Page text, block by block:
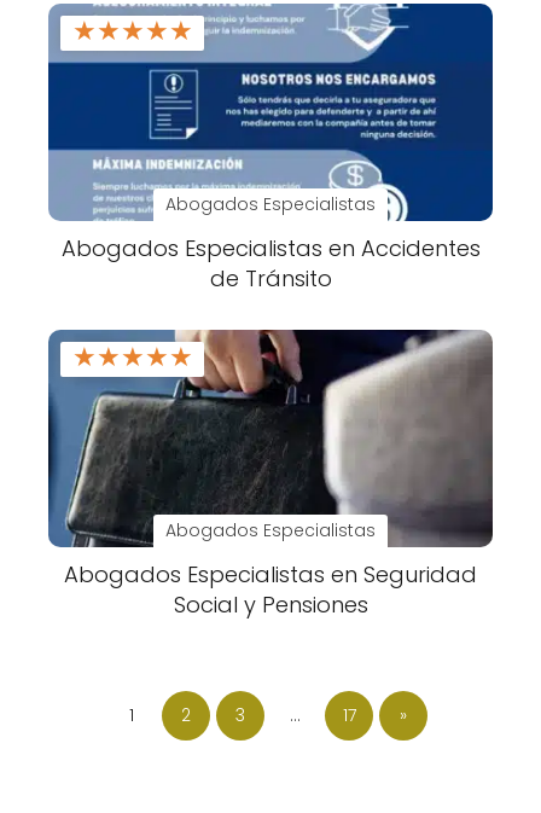
★★★★★
Abogados Especialistas
Abogados Especialistas en Accidentes
de Tránsito
★★★★★
Abogados Especialistas
Abogados Especialistas en Seguridad
Social y Pensiones
1 2 3 … 17 »